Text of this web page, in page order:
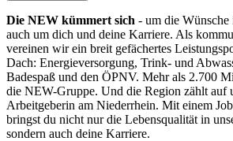
Die NEW kümmert sich - um die
auch um dich und deine Karriere. Als
vereinen wir ein breit gefächertes
Dach: Energieversorgung, Trink- und
Badespaß und den ÖPNV. Mehr als 2.700
die NEW-Gruppe. Und die Region zählt auf
Arbeitgeberin am Niederrhein. Mit einem
bringst du nicht nur die Lebensqualität in
sondern auch deine Karriere.